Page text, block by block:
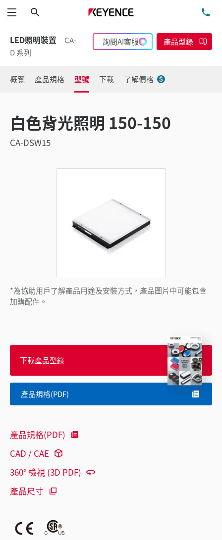
功能表
LED照明裝置
CA-
D 系列
詢問AI客服 產品型錄
概覽 產品規格 型號 下載 了解價格
白色背光照明 150-150
CA-DSW15
*為協助用戶了解產品用途及安裝方式，產品圖片中可能包含
加購配件。
下載產品型錄
產品規格(PDF)
產品規格(PDF)
CAD / CAE
360° 檢視 (3D PDF)
產品尺寸